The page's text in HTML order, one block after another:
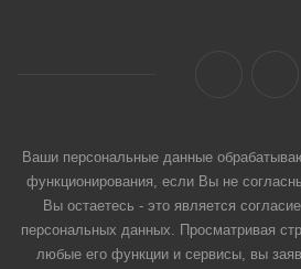
Ваши персональные данные
функционирования, если Вы не
Вы остаетесь - это является
персональных данных. Просматривая
любые его функции и сервисы, вы